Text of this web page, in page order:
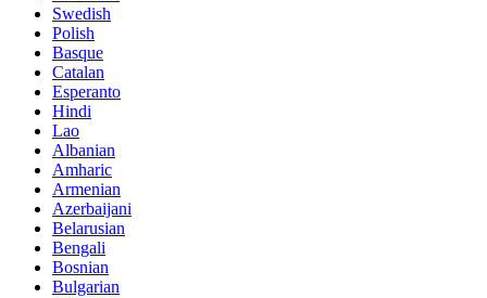
Swedish
Polish
Basque
Catalan
Esperanto
Hindi
Lao
Albanian
Amharic
Armenian
Azerbaijani
Belarusian
Bengali
Bosnian
Bulgarian